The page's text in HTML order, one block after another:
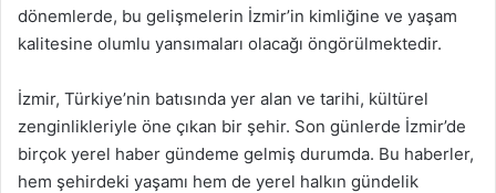
dönemlerde, bu gelişmelerin İzmir’in kimliğine ve yaşam
kalitesine olumlu yansımaları olacağı öngörülmektedir.
İzmir, Türkiye’nin batısında yer alan ve tarihi, kültürel
zenginlikleriyle öne çıkan bir şehir. Son günlerde İzmir’de
birçok yerel haber gündeme gelmiş durumda. Bu haberler,
hem şehirdeki yaşamı hem de yerel halkın gündelik